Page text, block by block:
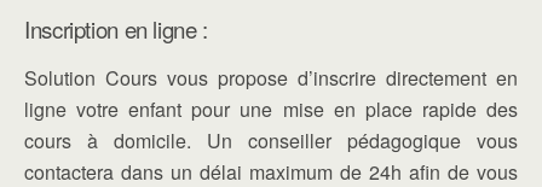
Inscription en ligne :
Solution Cours vous propose d’inscrire directement en
ligne votre enfant pour une mise en place rapide des
cours à domicile. Un conseiller pédagogique vous
contactera dans un délai maximum de 24h afin de vous